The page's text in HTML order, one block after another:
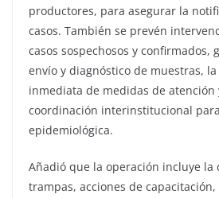
productores, para asegurar la
casos. También se prevén
casos sospechosos y confirmados,
envío y diagnóstico de muestras,
inmediata de medidas de
coordinación interinstitucional
epidemiológica.
Añadió que la operación incluye la
trampas, acciones de